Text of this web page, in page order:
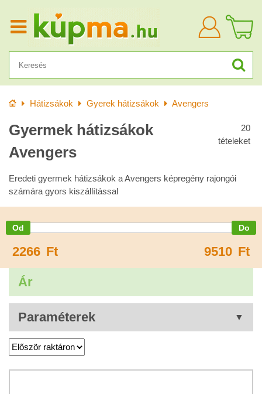
KezdőlapHátizsákok Gyerek hátizsákok Avengers
Gyermek hátizsákok
Avengers
20
tételeket
Eredeti gyermek hátizsákok a Avengers képregény rajongói
számára gyors kiszállítással
2266 Ft 9510 Ft
Ár
Paraméterek